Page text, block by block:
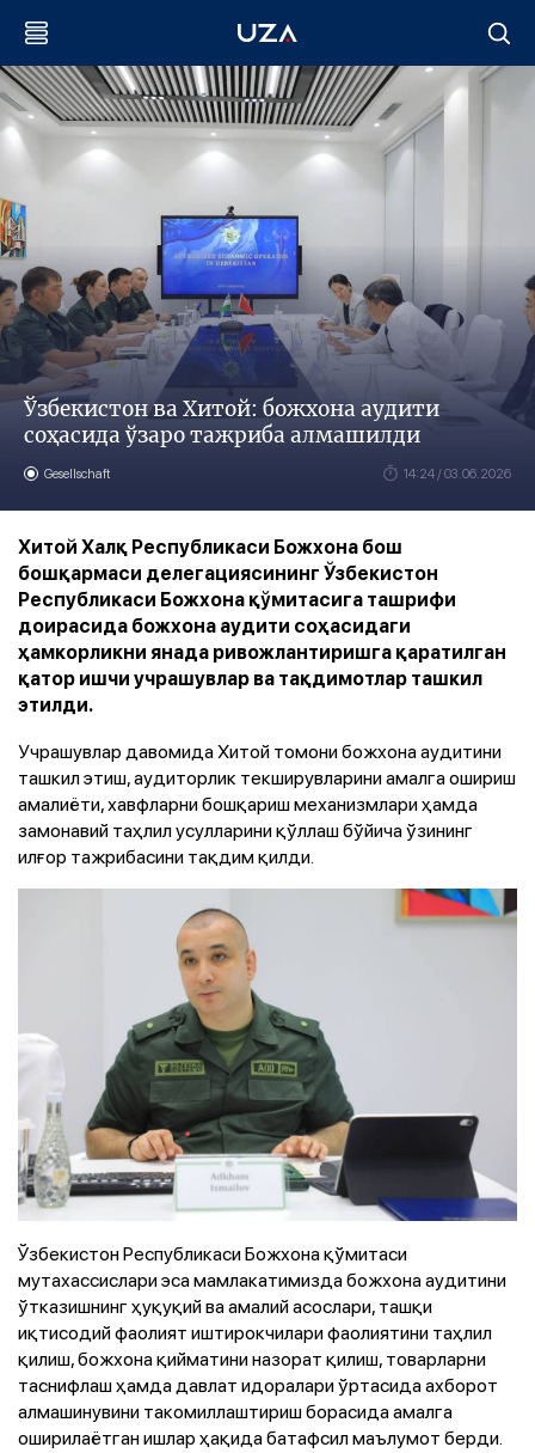
Ўзбекистон ва Хитой: божхона аудити
соҳасида ўзаро тажриба алмашилди
Gesellschaft 14:24 / 03.06.2026
Хитой Халқ Республикаси Божхона бош
бошқармаси делегациясининг Ўзбекистон
Республикаси Божхона қўмитасига ташрифи
доирасида божхона аудити соҳасидаги
ҳамкорликни янада ривожлантиришга қаратилган
қатор ишчи учрашувлар ва тақдимотлар ташкил
этилди.
Учрашувлар давомида Хитой томони божхона аудитини
ташкил этиш, аудиторлик текширувларини амалга ошириш
амалиёти, хавфларни бошқариш механизмлари ҳамда
замонавий таҳлил усулларини қўллаш бўйича ўзининг
илғор тажрибасини тақдим қилди.
Ўзбекистон Республикаси Божхона қўмитаси
мутахассислари эса мамлакатимизда божхона аудитини
ўтказишнинг ҳуқуқий ва амалий асослари, ташқи
иқтисодий фаолият иштирокчилари фаолиятини таҳлил
қилиш, божхона қийматини назорат қилиш, товарларни
таснифлаш ҳамда давлат идоралари ўртасида ахборот
алмашинувини такомиллаштириш борасида амалга
оширилаётган ишлар ҳақида батафсил маълумот берди.